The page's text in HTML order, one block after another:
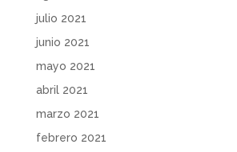
julio 2021
junio 2021
mayo 2021
abril 2021
marzo 2021
febrero 2021